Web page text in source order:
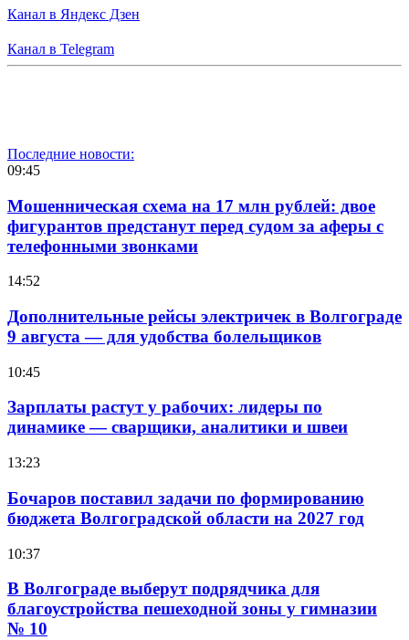
Канал в Яндекс Дзен
Канал в Telegram
Последние новости:
09:45
Мошенническая схема на 17 млн рублей: двое
фигурантов предстанут перед судом за аферы с
телефонными звонками
14:52
Дополнительные рейсы электричек в Волгограде
9 августа — для удобства болельщиков
10:45
Зарплаты растут у рабочих: лидеры по
динамике — сварщики, аналитики и швеи
13:23
Бочаров поставил задачи по формированию
бюджета Волгоградской области на 2027 год
10:37
В Волгограде выберут подрядчика для
благоустройства пешеходной зоны у гимназии
№ 10